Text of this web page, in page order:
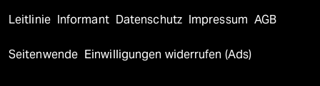
Leitlinie Informant Datenschutz Impressum AGB
Seitenwende Einwilligungen widerrufen (Ads)